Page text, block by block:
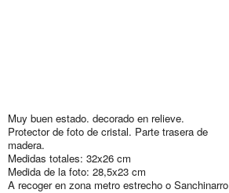
Muy buen estado. decorado en relieve.
Protector de foto de cristal. Parte trasera de
madera.
Medidas totales: 32x26 cm
Medida de la foto: 28,5x23 cm
A recoger en zona metro estrecho o Sanchinarro